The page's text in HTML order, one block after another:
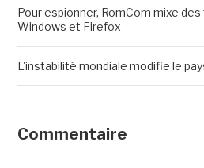
Pour espionner, RomCom mixe
Windows et Firefox
L'instabilité mondiale modifie le
Commentaire